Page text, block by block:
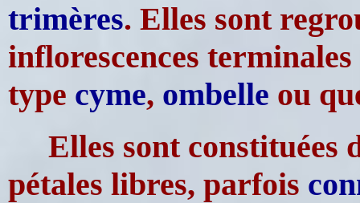
trimères. Elles sont
inflorescences
type cyme, ombelle ou
Elles sont constituées
pétales libres, parfois